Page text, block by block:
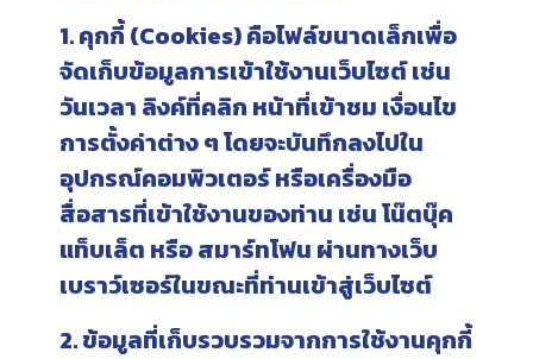
1. คุกกี้ (Cookies)คือไฟล์ขนาดเล็กเพื่อ
จัดเก็บข้อมูลการเข้าใช้งานเว็บไซต์ เช่น
วันเวลา ลิงค์ที่คลิก หน้าที่เข้าชม เงื่อนไข
การตั้งค่าต่าง ๆ โดยจะบันทึกลงไปใน
อุปกรณ์คอมพิวเตอร์ หรือเครื่องมือ
สื่อสารที่เข้าใช้งานของท่าน เช่น โน๊ตบุ๊ค
แท็บเล็ต หรือ สมาร์ทโฟน ผ่านทางเว็บ
เบราว์เซอร์ในขณะที่ท่านเข้าสู่เว็บไซต์
2. ข้อมูลที่เก็บรวบรวมจากการใช้งานคุกกี้